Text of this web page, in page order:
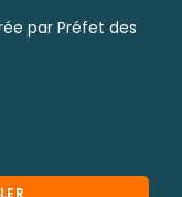
par Préfet des